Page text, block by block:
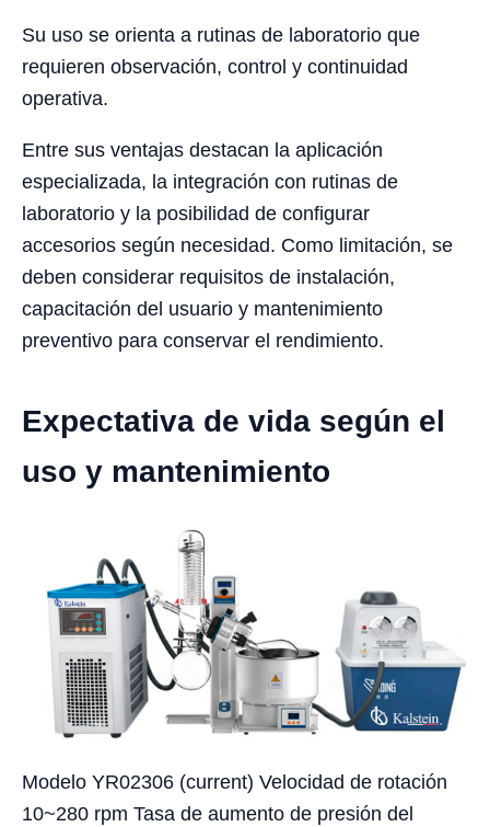
Su uso se orienta a rutinas de laboratorio que
requieren observación, control y continuidad
operativa.
Entre sus ventajas destacan la aplicación
especializada, la integración con rutinas de
laboratorio y la posibilidad de configurar
accesorios según necesidad. Como limitación, se
deben considerar requisitos de instalación,
capacitación del usuario y mantenimiento
preventivo para conservar el rendimiento.
Expectativa de vida según el
uso y mantenimiento
Modelo YR02306 (current) Velocidad de rotación
10~280 rpm Tasa de aumento de presión del